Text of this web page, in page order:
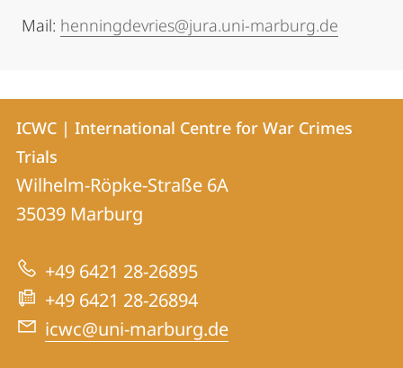
Mail: henningdevries@jura.uni-marburg.de
Kontakt
und
Informationen
zur
Website
Kontaktinformationen
ICWC
|
International
for
War
Crimes
Trials
ICWC | International Centre for War Crimes
Trials
Wilhelm-Röpke-Straße 6A
35039 Marburg
+49 6421 28-26895
+49 6421 28-26894
icwc@uni-marburg.de